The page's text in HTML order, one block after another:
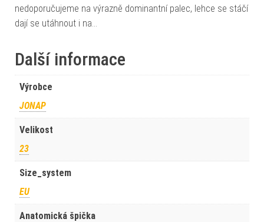
nedoporučujeme na výrazně dominantní palec, lehce se stáčí
dají se utáhnout i na…
Další informace
Výrobce
JONAP
Velikost
23
Size_system
EU
Anatomická špička